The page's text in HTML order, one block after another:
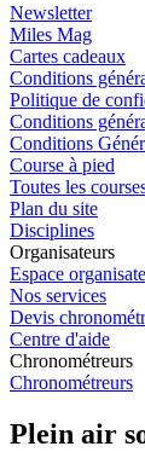
Newsletter
Miles Mag
Cartes cadeaux
Conditions
Politique de
Conditions
Conditions
Course à pied
Toutes les
Plan du site
Disciplines
Organisateurs
Espace
Nos services
Devis
Centre d'aide
Chronométreurs
Chronométreurs
Plein air